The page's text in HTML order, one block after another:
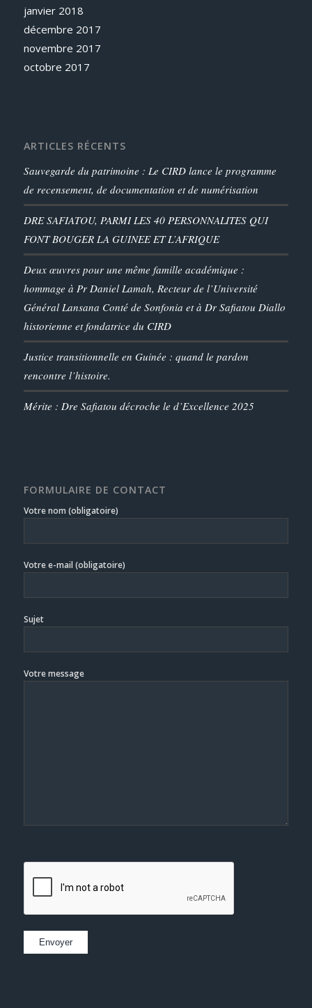
janvier 2018
décembre 2017
novembre 2017
octobre 2017
ARTICLES RÉCENTS
Sauvegarde du patrimoine : Le CIRD lance le programme
de recensement, de documentation et de numérisation
DRE SAFIATOU, PARMI LES 40 PERSONNALITES QUI
FONT BOUGER LA GUINEE ET L’AFRIQUE
Deux œuvres pour une même famille académique :
hommage à Pr Daniel Lamah, Recteur de l’Université
Général Lansana Conté de Sonfonia et à Dr Safiatou Diallo
historienne et fondatrice du CIRD
Justice transitionnelle en Guinée : quand le pardon
rencontre l’histoire.
Mérite : Dre Safiatou décroche le d’Excellence 2025
FORMULAIRE DE CONTACT
Votre nom (obligatoire)
Votre e-mail (obligatoire)
Sujet
Votre message